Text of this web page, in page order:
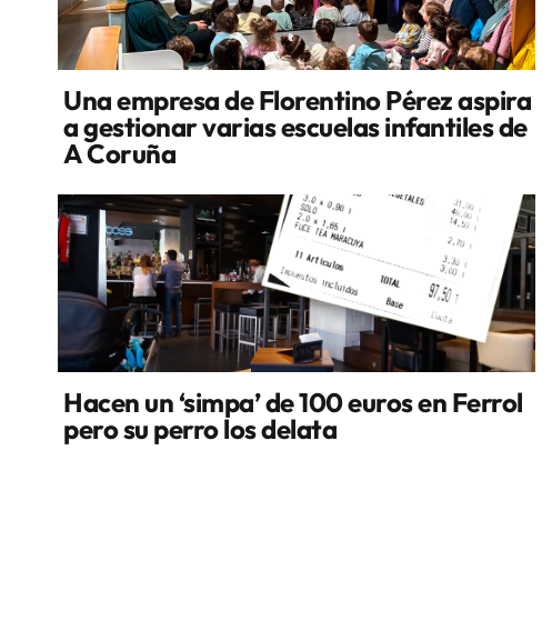
Una empresa de Florentino Pérez aspira
a gestionar varias escuelas infantiles de
A Coruña
Hacen un ‘simpa’ de 100 euros en Ferrol
pero su perro los delata